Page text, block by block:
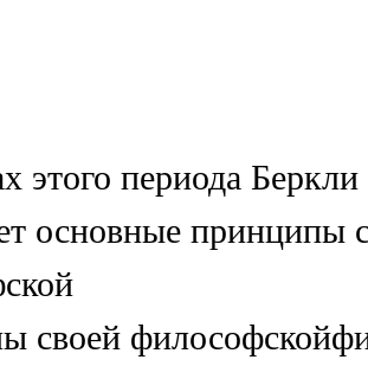
этого периода Беркли
основные принципы
своей